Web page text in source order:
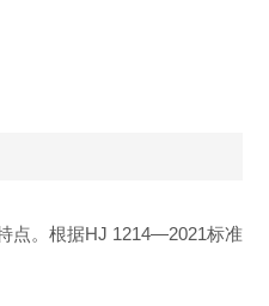
点。根据HJ 1214—2021标准